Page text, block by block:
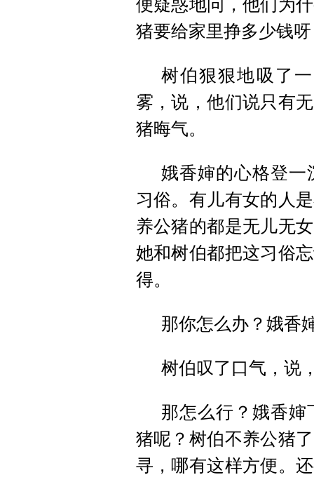
便疑惑地问，他们为
猪要给家里挣多少钱
树伯狠狠地吸了
雾，说，他们说只有
猪晦气。
娥香婶的心格登一
习俗。有儿有女的人
养公猪的都是无儿无
她和树伯都把这习俗
得。
那你怎么办？娥香
树伯叹了口气，说
那怎么行？娥香
猪呢？树伯不养公猪
寻，哪有这样方便。